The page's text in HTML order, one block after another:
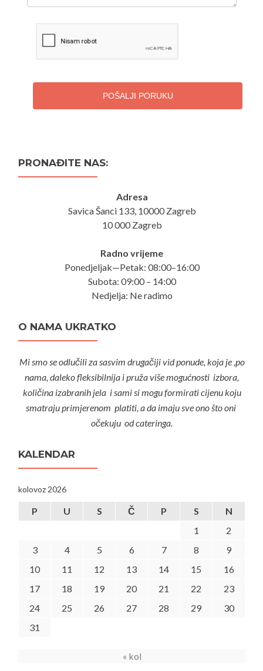
POŠALJI PORUKU
PRONAĐITE NAS:
Adresa
Savica Šanci 133, 10000 Zagreb
10 000 Zagreb
Radno vrijeme
Ponedjeljak—Petak: 08:00–16:00
Subota: 09:00 – 14:00
Nedjelja: Ne radimo
O NAMA UKRATKO
Mi smo se odlučili za sasvim drugačiji vid ponude, koja je ,po
nama, daleko fleksibilnija i pruža više mogućnosti izbora,
količina izabranih jela i sami si mogu formirati cijenu koju
smatraju primjerenom platiti, a da imaju sve ono što oni
očekuju od cateringa.
KALENDAR
kolovoz 2026
P U S Č P S
N
1
2
3
4 5 6 7 8
9
10
11 12 13 14 15
16
17
18 19 20 21 22
23
24
25 26 27 28 29
30
31
« kol